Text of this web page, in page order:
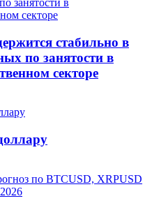
стабильно в
по занятости в
секторе